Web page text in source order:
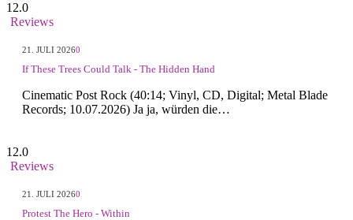
12.0
Reviews
21. JULI 20260
If These Trees Could Talk - The Hidden Hand
Cinematic Post Rock (40:14; Vinyl, CD, Digital; Metal Blade
Records; 10.07.2026) Ja ja, würden die…
12.0
Reviews
21. JULI 20260
Protest The Hero - Within